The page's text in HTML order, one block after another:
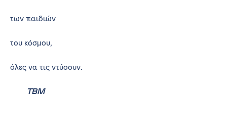
των παιδιών
του κόσμου,
όλες να τις ντύσουν.
ΤΒΜ